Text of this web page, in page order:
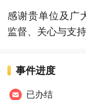
感谢贵单位及广
监督、关心与支持
事件进度
已办结